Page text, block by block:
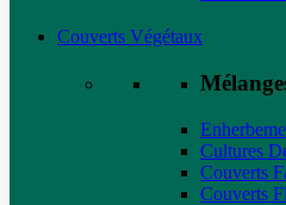
Couverts Végétaux
Cultures
Couverts
Couverts